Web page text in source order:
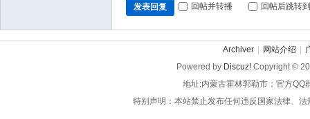
发表回复 回帖并转播 回帖后跳转
Archiver 网站介绍
Powered by Discuz! Copyright ©
地址:内蒙古霍林郭勒市；官方QQ
特别声明：本站禁止发布任何违反国家法律、